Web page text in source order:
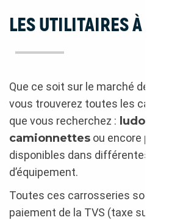
LES UTILITAIRES À
Que ce soit sur le marché de
vous trouverez toutes les
que vous recherchez :
camionnettes ou encore
disponibles dans différentes
d’équipement.
Toutes ces carrosseries sont
paiement de la TVS (taxe sur les